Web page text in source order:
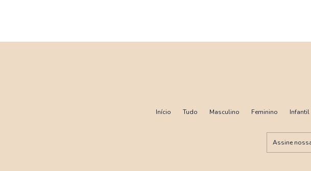
Início Tudo Masculino Feminino Infantil